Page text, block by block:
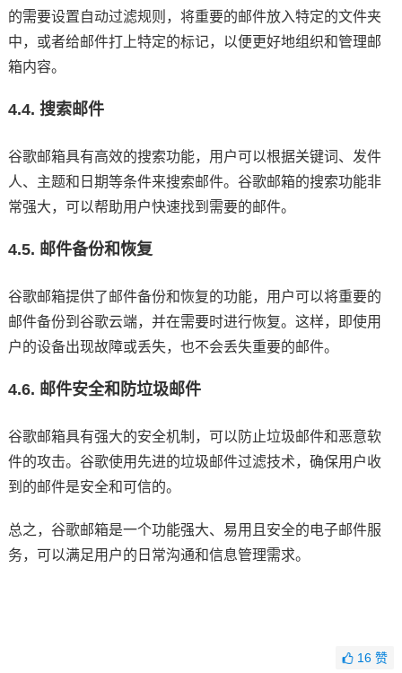
的需要设置自动过滤规则，将重要的邮件放入特定的文件夹
中，或者给邮件打上特定的标记，以便更好地组织和管理邮
箱内容。
4.4. 搜索邮件
谷歌邮箱具有高效的搜索功能，用户可以根据关键词、发件
人、主题和日期等条件来搜索邮件。谷歌邮箱的搜索功能非
常强大，可以帮助用户快速找到需要的邮件。
4.5. 邮件备份和恢复
谷歌邮箱提供了邮件备份和恢复的功能，用户可以将重要的
邮件备份到谷歌云端，并在需要时进行恢复。这样，即使用
户的设备出现故障或丢失，也不会丢失重要的邮件。
4.6. 邮件安全和防垃圾邮件
谷歌邮箱具有强大的安全机制，可以防止垃圾邮件和恶意软
件的攻击。谷歌使用先进的垃圾邮件过滤技术，确保用户收
到的邮件是安全和可信的。
总之，谷歌邮箱是一个功能强大、易用且安全的电子邮件服
务，可以满足用户的日常沟通和信息管理需求。
16赞